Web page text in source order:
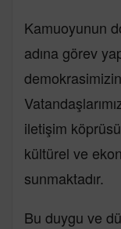
Kamuoyunun
adına görev
iletişim
kültürel ve
sunmaktadır.
Bu duygu ve